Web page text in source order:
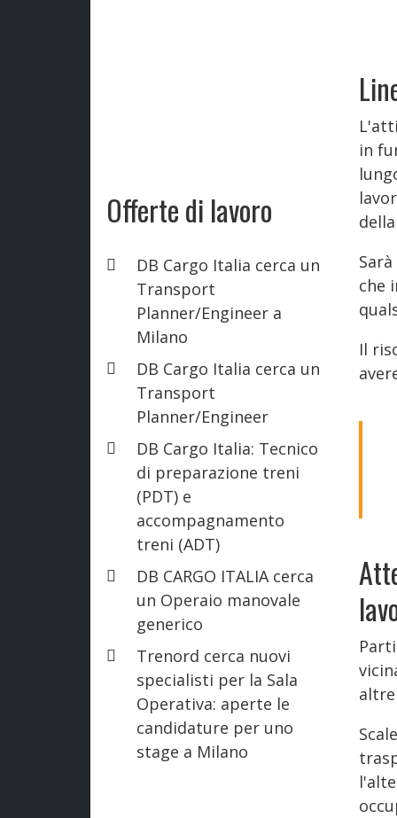
Offerte di lavoro
DB Cargo Italia cerca un
Transport
Planner/Engineer a
Milano
DB Cargo Italia cerca un
Transport
Planner/Engineer
DB Cargo Italia: Tecnico
di preparazione treni
(PDT) e
accompagnamento
treni (ADT)
DB CARGO ITALIA cerca
un Operaio manovale
generico
Trenord cerca nuovi
specialisti per la Sala
Operativa: aperte le
candidature per uno
stage a Milano
in
che
Il